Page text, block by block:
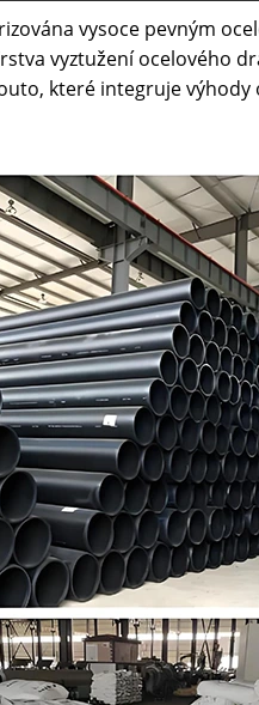
vysoce pevným
vyztužení ocelového
které integruje